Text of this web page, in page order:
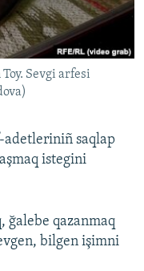
Sevgi arfesi
adetleriniñ saqlap
istegini
ğalebe qazanmaq
bilgen işimni